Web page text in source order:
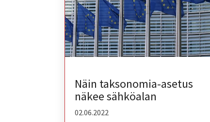
Näin taksonomia-asetus
näkee sähköalan
02.06.2022